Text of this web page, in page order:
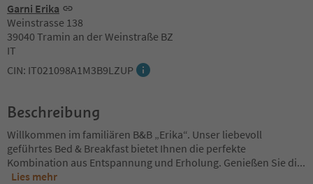
Garni Erika
Weinstrasse 138
39040 Tramin an der Weinstraße BZ
IT
CIN: IT021098A1M3B9LZUP
Beschreibung
Willkommen im familiären B&B „Erika“. Unser liebevoll
geführtes Bed & Breakfast bietet Ihnen die perfekte
Kombination aus Entspannung und Erholung. Genießen Sie di...
Lies mehr